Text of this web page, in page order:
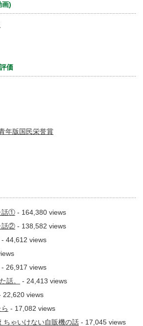
画)
価
話① - 164,380 views
話② - 138,582 views
- 44,612 views
- 26,917 views
話。
- 24,413 views
22,620 views
- 17,082 views
ちゃいけない自販機の話 - 17,045 views